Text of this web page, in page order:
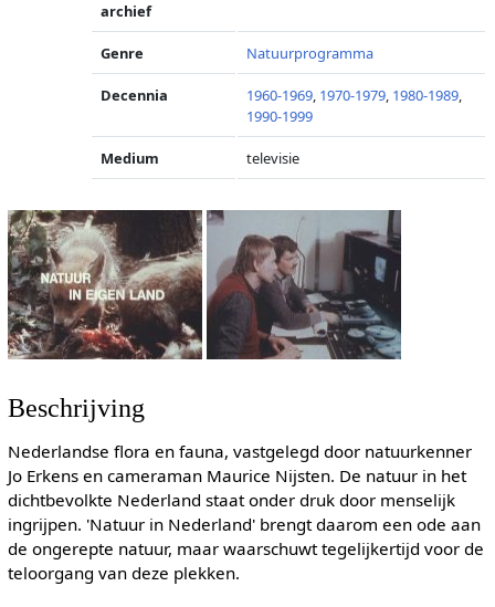
archief
Genre Natuurprogramma
Decennia 1960-1969, 1970-1979, 1980-1989,
1990-1999
Medium televisie
Beschrijving
Nederlandse flora en fauna, vastgelegd door natuurkenner
Jo Erkens en cameraman Maurice Nijsten. De natuur in het
dichtbevolkte Nederland staat onder druk door menselijk
ingrijpen. 'Natuur in Nederland' brengt daarom een ode aan
de ongerepte natuur, maar waarschuwt tegelijkertijd voor de
teloorgang van deze plekken.